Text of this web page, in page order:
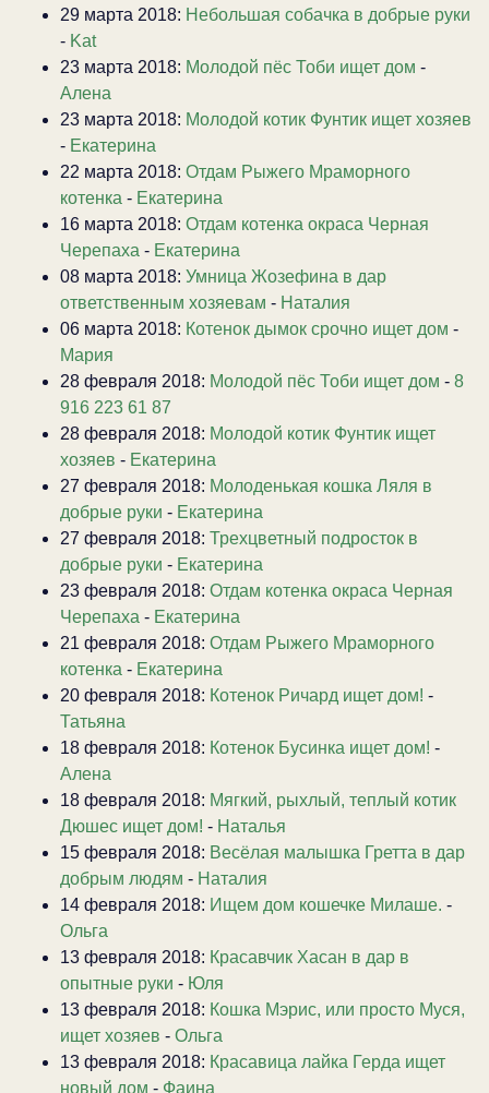
29 марта 2018: Небольшая собачка в добрые руки
- Kat
23 марта 2018: Молодой пёс Тоби ищет дом -
Алена
23 марта 2018: Молодой котик Фунтик ищет хозяев
- Екатерина
22 марта 2018: Отдам Рыжего Мраморного
котенка - Екатерина
16 марта 2018: Отдам котенка окраса Черная
Черепаха - Екатерина
08 марта 2018: Умница Жозефина в дар
ответственным хозяевам - Наталия
06 марта 2018: Котенок дымок срочно ищет дом -
Мария
28 февраля 2018: Молодой пёс Тоби ищет дом - 8
916 223 61 87
28 февраля 2018: Молодой котик Фунтик ищет
хозяев - Екатерина
27 февраля 2018: Молоденькая кошка Ляля в
добрые руки - Екатерина
27 февраля 2018: Трехцветный подросток в
добрые руки - Екатерина
23 февраля 2018: Отдам котенка окраса Черная
Черепаха - Екатерина
21 февраля 2018: Отдам Рыжего Мраморного
котенка - Екатерина
20 февраля 2018: Котенок Ричард ищет дом! -
Татьяна
18 февраля 2018: Котенок Бусинка ищет дом! -
Алена
18 февраля 2018: Мягкий, рыхлый, теплый котик
Дюшес ищет дом! - Наталья
15 февраля 2018: Весёлая малышка Гретта в дар
добрым людям - Наталия
14 февраля 2018: Ищем дом кошечке Милаше. -
Ольга
13 февраля 2018: Красавчик Хасан в дар в
опытные руки - Юля
13 февраля 2018: Кошка Мэрис, или просто Муся,
ищет хозяев - Ольга
13 февраля 2018: Красавица лайка Герда ищет
новый дом - Фаина